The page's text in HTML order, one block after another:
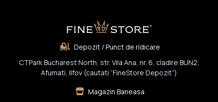
Depozit / Punct de ridicare
CTPark Bucharest North, str. Vila Ana, nr. 6, cladire BUN2,
Afumati, Ilfov (cautati “FineStore Depozit”)
Magazin Baneasa